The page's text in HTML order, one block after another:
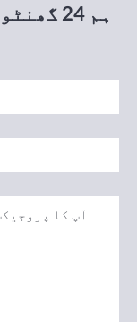
ہم 24